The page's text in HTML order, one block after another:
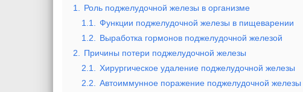
1.
Роль поджелудочной железы в организме
1.1.
Функции поджелудочной железы в пищеварении
1.2.
Выработка гормонов поджелудочной железой
2.
Причины потери поджелудочной железы
2.1.
Хирургическое удаление поджелудочной железы
2.2.
Автоиммунное поражение поджелудочной железы